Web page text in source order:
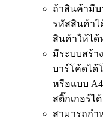
ถ้าสินค้ามีบ
รหัสสินค้าไ
สินค้าให้ได้
มีระบบสร้า
บาร์โค้ดได้
หรือแบบ
สติ๊กเกอร์ได้
สามารถกำ